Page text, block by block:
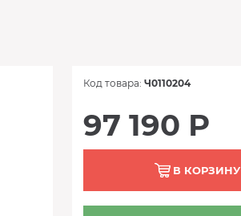
Код товара: Ч0110204
97 190 Р
В КОРЗИНУ